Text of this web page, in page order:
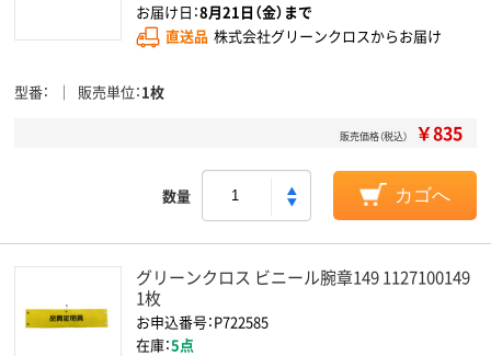
お届け日：8月21日（金）まで
直送品 株式会社グリーンクロスからお届け
型番 販売単位 1枚
販売価格（税込） ￥835
数量 カゴへ
グリーンクロス ビニール腕章149 1127100149
1枚
お申込番号：P722585
在庫：5点